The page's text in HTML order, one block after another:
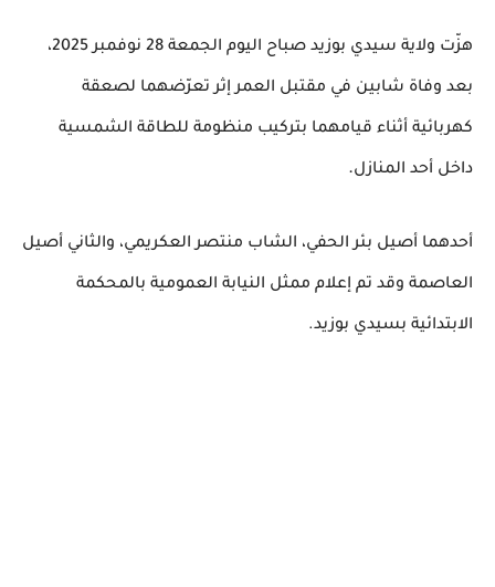
هزّت ولاية سيدي بوزيد صباح اليوم الجمعة 28 نوفمبر 2025،
بعد وفاة شابين في مقتبل العمر إثر تعرّضهما لصعقة
كهربائية أثناء قيامهما بتركيب منظومة للطاقة الشمسية
داخل أحد المنازل.
أحدهما أصيل بئر الحفي، الشاب منتصر العكريمي، والثاني أصيل
العاصمة وقد تم إعلام ممثل النيابة العمومية بالمحكمة
الابتدائية بسيدي بوزيد.